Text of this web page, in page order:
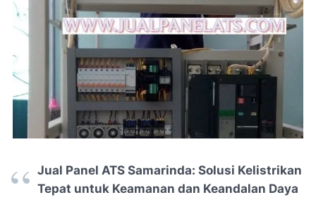
Jual Panel ATS Samarinda: Solusi Kelistrikan
Tepat untuk Keamanan dan Keandalan Daya